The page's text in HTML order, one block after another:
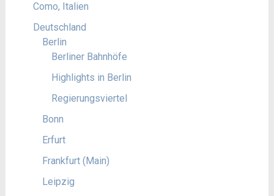
Como, Italien
Deutschland
Berlin
Berliner Bahnhöfe
Highlights in Berlin
Regierungsviertel
Bonn
Erfurt
Frankfurt (Main)
Leipzig